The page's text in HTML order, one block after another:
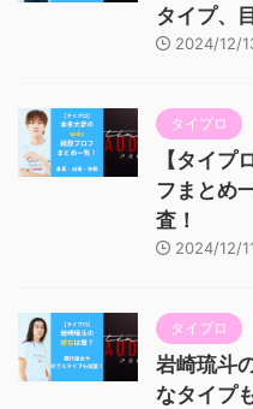
タイプ、
2024/12/
タイプロ
【タイ
フまとめ
査！
2024/12/
タイプロ
岩崎琉斗
なタイプ